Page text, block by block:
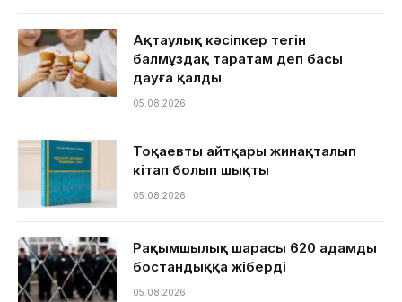
Ақтаулық кәсіпкер тегін
балмұздақ таратам деп басы
дауға қалды
05.08.2026
Тоқаевтың айтқары жинақталып
кітап болып шықты
05.08.2026
Рақымшылық шарасы 620 адамды
бостандыққа жіберді
05.08.2026